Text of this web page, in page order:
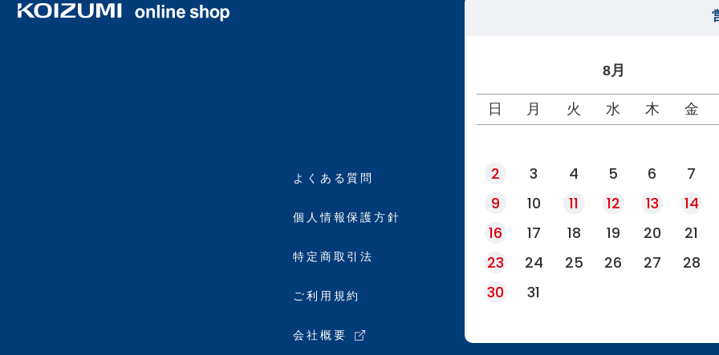
8月
日 月 火 水 木 金
2
3 4 5 6 7
9
10 11 12 13 14
16
17 18 19 20 21
23
24 25 26 27 28
30
31
よくある質問
個人情報保護方針
特定商取引法
ご利用規約
会社概要